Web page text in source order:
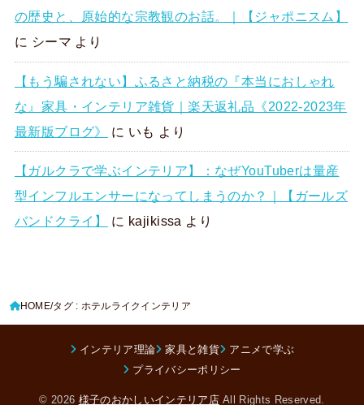
の歴史と、原始的な宗教観のお話。｜【ジャポニスム】
に シーマ より
【もう騙されない】ふるさと納税の『本当におしゃれ
な』家具・インテリア雑貨｜楽天返礼品《2022-2023年
最新版ブログ》
に いも より
【ガルクラで学ぶインテリア】：なぜYouTuberは量産
型インフルエンサーになってしまうのか？｜【ガールズ
バンドクライ】
に kajikissa より
HOME タグ : ホテルライクインテリア
インテリア理論 家具と雑貨
アニメで学ぶ
プライバシーポリシー
© 2026 様子のおかしいインテリア店All Rights Reserved.